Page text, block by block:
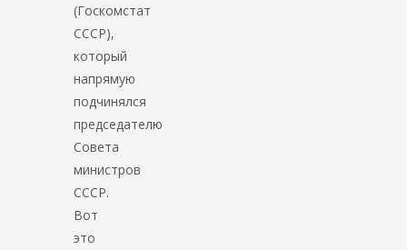
(Госкомстат
СССР),
который
напрямую
подчинялся
председателю
Совета
министров
СССР.
Вот
это